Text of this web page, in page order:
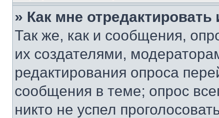
» Как мне
Так же, как и сообщения,
их создателями,
редактирования опроса
сообщения в теме; опрос
никто не успел